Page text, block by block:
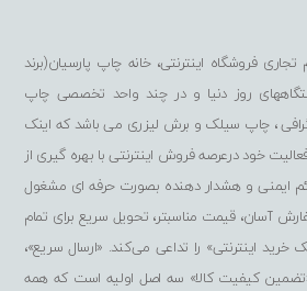
فروشگاه اینترنتی، خانه چاپ پارسیان(برند
روز دنیا و در چند واحد تخصصی چاپ
، چاپ سیلک و برش لیزری می باشد که اینک
خود درعرصه فروش اینترنتی با بهره گیری از
ایمنی و هشدار دهنده بصورت حرفه ای مشغول
آسان، قیمت مناسبتر، تحویل سریع برای تمام
اینترنتی» را تداعی می‌کند. «ارسال سریع»،
کیفیت کالا» سه اصل اولیه است که همه